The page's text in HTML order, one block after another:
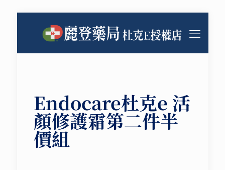
Endocare杜克e 活
顏修護霜第二件半
價組